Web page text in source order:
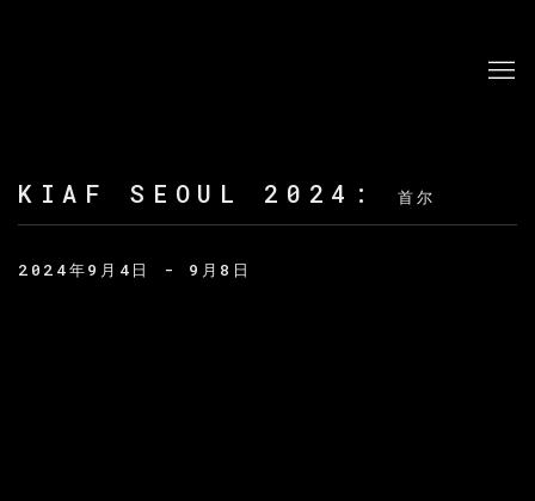
KIAF SEOUL 2024 :首尔
2024年9月4日 - 9月8日